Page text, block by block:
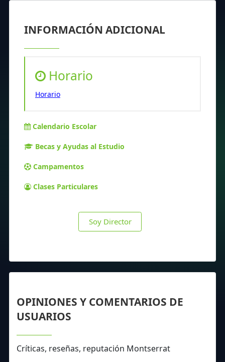
INFORMACIÓN ADICIONAL
Horario
Horario
Calendario Escolar
Becas y Ayudas al Estudio
Campamentos
Clases Particulares
Soy Director
OPINIONES Y COMENTARIOS DE
USUARIOS
Críticas, reseñas, reputación Montserrat